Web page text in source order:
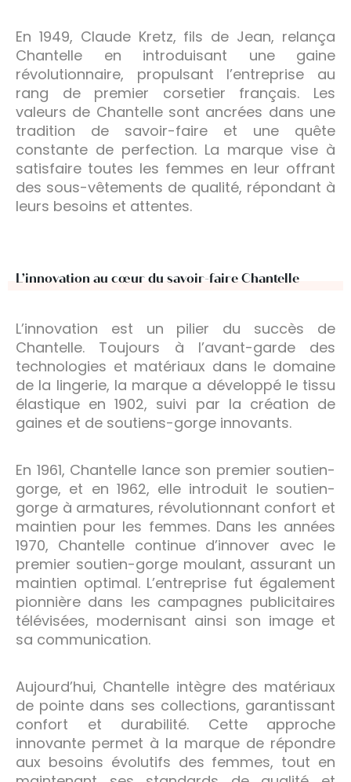
En 1949, Claude Kretz, fils de Jean, relança
Chantelle en introduisant une gaine
révolutionnaire, propulsant l’entreprise au
rang de premier corsetier français. Les
valeurs de Chantelle sont ancrées dans une
tradition de savoir-faire et une quête
constante de perfection. La marque vise à
satisfaire toutes les femmes en leur offrant
des sous-vêtements de qualité, répondant à
leurs besoins et attentes.
L’innovation au cœur du savoir-faire Chantelle
L’innovation est un pilier du succès de
Chantelle. Toujours à l’avant-garde des
technologies et matériaux dans le domaine
de la lingerie, la marque a développé le tissu
élastique en 1902, suivi par la création de
gaines et de soutiens-gorge innovants.
En 1961, Chantelle lance son premier soutien-
gorge, et en 1962, elle introduit le soutien-
gorge à armatures, révolutionnant confort et
maintien pour les femmes. Dans les années
1970, Chantelle continue d’innover avec le
premier soutien-gorge moulant, assurant un
maintien optimal. L’entreprise fut également
pionnière dans les campagnes publicitaires
télévisées, modernisant ainsi son image et
sa communication.
Aujourd’hui, Chantelle intègre des matériaux
de pointe dans ses collections, garantissant
confort et durabilité. Cette approche
innovante permet à la marque de répondre
aux besoins évolutifs des femmes, tout en